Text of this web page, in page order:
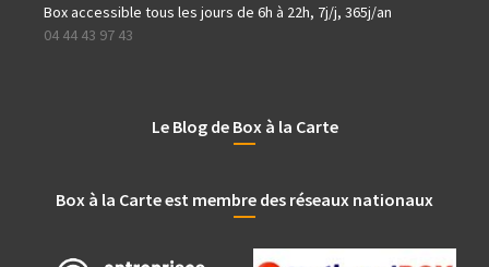
Box accessible tous les jours de 6h à 22h, 7j/j, 365j/an
04 44 43 97 43
Le Blog de Box à la Carte
Box à la Carte est membre des réseaux nationaux